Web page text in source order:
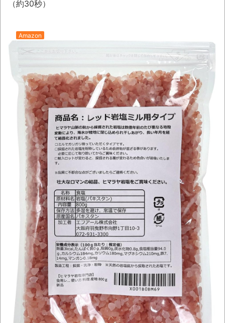
【衝撃】韓国で売っている目覚まし時計の
話題のセクシーホラー『スパンキング除
霊師』人妻霊の服が消えるバグが発生「丸裸に
なる現象を泣きながら修正しました」と現在は
アプデ済み。ほか、8月09日の新着CGまとめ
まっぷたつに…日本レトロゲーム協会がゲー
ムソフトCDの劣化について問題提起 他
別にどこの誰が一日何時間睡眠だろうがど
うでもいいじゃないですか
8月26日にリメイク完結編「FF7リベレーシ
ョン」の新映像が公開！欧州gamescom 2026
にて
凡庸な悪
お前らの身体の悩み教えてくれ
「アメリカのヤンキーがアジア人にケンカ
を売った結果ｗｗｗ」 ほか
【読書感想】山野辺太郎『いつか深い穴に
落ちるまで』
映画ちいかわ観に行ったので感想を書きま
す(若干ネタバレあり) 26/07/25
（約30秒）
Amazon